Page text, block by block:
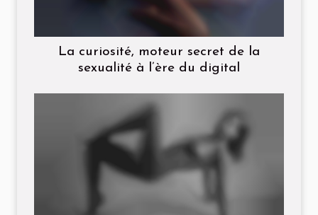
La curiosité, moteur secret de la
sexualité à l’ère du digital